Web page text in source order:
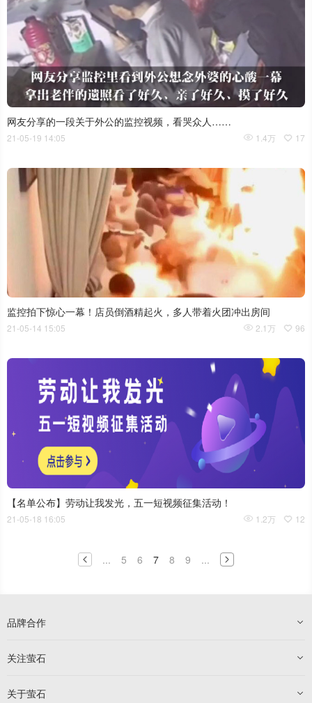
网友分享的一段关于外公的监控视频，看哭众人……
1.4万 17
21-05-19 14:05
监控拍下惊心一幕！店员倒酒精起火，多人带着火团冲出房间
2.1万 96
21-05-14 15:05
【名单公布】劳动让我发光，五一短视频征集活动！
1.2万 12
21-05-18 16:05
... 5 6 7 8 9 ...
品牌合作
关注萤石
关于萤石